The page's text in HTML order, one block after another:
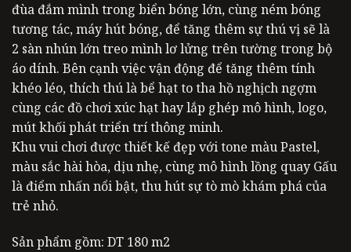
đùa đắm mình trong biển bóng lớn, cùng ném bóng
tương tác, máy hút bóng, để tăng thêm sự thú vị sẽ là
2 sàn nhún lớn treo mình lơ lửng trên tường trong bộ
áo dính. Bên cạnh việc vận động để tăng thêm tính
khéo léo, thích thú là bể hạt to tha hồ nghịch ngợm
cùng các đồ chơi xúc hạt hay lắp ghép mô hình, logo,
mút khối phát triển trí thông minh.
Khu vui chơi được thiết kế đẹp với tone màu Pastel,
màu sắc hài hòa, dịu nhẹ, cùng mô hình lồng quay Gấu
là điểm nhấn nổi bật, thu hút sự tò mò khám phá của
trẻ nhỏ.
Sản phẩm gồm: DT 180 m2